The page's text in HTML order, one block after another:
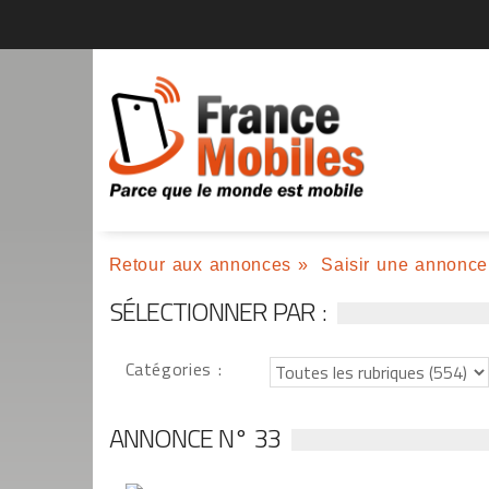
Retour aux annonces » Saisir une annonce
SÉLECTIONNER PAR :
Catégories :
ANNONCE N° 33